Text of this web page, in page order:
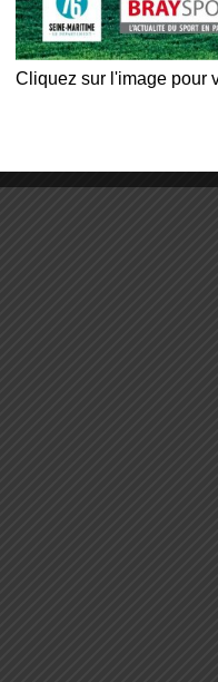
Cliquez sur l'image pour